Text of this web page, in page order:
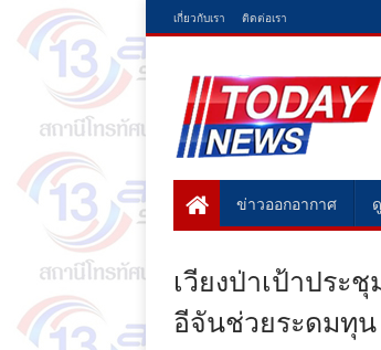
เกี่ยวกับเรา ติดต่อเรา
ข่าวออกอากาศ
เวียงป่าเป้าประ
อีจันช่วยระดมทุน